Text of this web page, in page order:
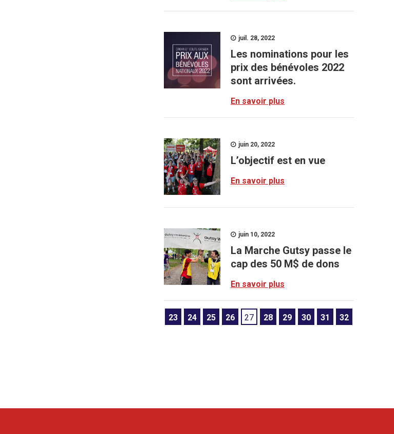
juil. 28, 2022
Les nominations pour les
prix des bénévoles 2022
sont arrivées.
En savoir plus
juin 20, 2022
L’objectif est en vue
En savoir plus
juin 10, 2022
La Marche Gutsy passe le
cap des 50 M$ de dons
En savoir plus
23 24 25 26 27 28 29 30 31 32